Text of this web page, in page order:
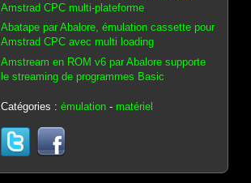
Amstrad CPC multi-plateforme
Abatape par Abalore, émulation cassette pour
Amstrad CPC avec multi loading
Amstream en ROM v6 par Abalore supporte
le streaming de programmes Basic
Catégories : émulation- matériel